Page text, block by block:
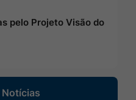
pelo Projeto Visão do
Notícias